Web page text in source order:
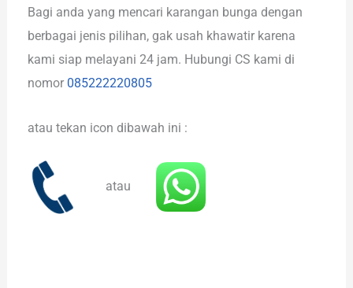
Bagi anda yang mencari karangan bunga dengan
berbagai jenis pilihan, gak usah khawatir karena
kami siap melayani 24 jam. Hubungi CS kami di
nomor 085222220805
atau tekan icon dibawah ini :
atau